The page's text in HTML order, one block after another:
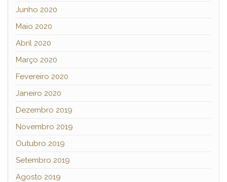
Junho 2020
Maio 2020
Abril 2020
Março 2020
Fevereiro 2020
Janeiro 2020
Dezembro 2019
Novembro 2019
Outubro 2019
Setembro 2019
Agosto 2019